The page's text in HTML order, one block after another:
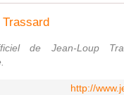
de Jean-Loup
http://